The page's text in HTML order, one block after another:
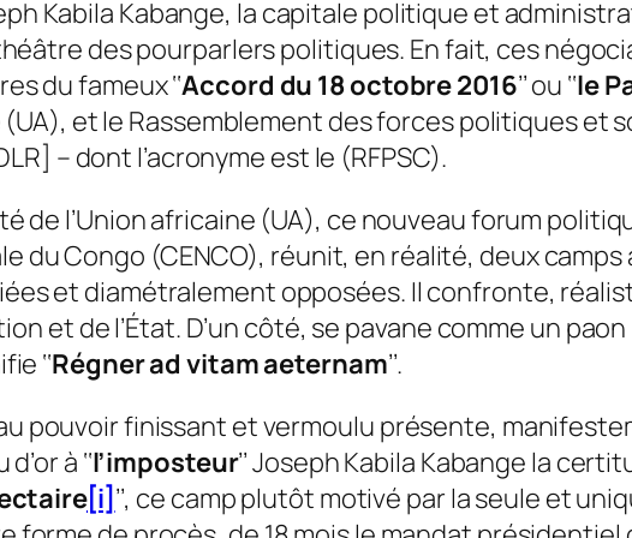
Kabila Kabange, la capitale politique et
des pourparlers politiques. En fait, ces
du fameux ‘‘Accord du 18 octobre 2016’’ ou ‘‘le
(UA), et le Rassemblement des forces politiques et
– dont l’acronyme est le (RFPSC).
de l’Union africaine (UA), ce nouveau forum
du Congo (CENCO), réunit, en réalité, deux
et diamétralement opposées. Il confronte,
et de l’État. D’un côté, se pavane comme un
‘‘Régner ad vitam aeternam’’.
pouvoir finissant et vermoulu présente,
à ‘‘l’imposteur’’ Joseph Kabila Kabange la
[i] ’’, ce camp plutôt motivé par la seule et